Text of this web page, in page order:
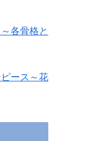
各骨格と
ース～花